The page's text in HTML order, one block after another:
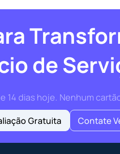
de
14 dias hoje. Nenhum
Gratuita
Contate